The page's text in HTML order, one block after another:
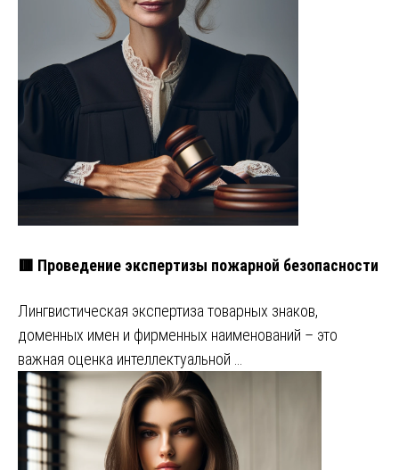
🟥 Проведение экспертизы пожарной безопасности
Лингвистическая экспертиза товарных знаков,
доменных имен и фирменных наименований – это
важная оценка интеллектуальной …